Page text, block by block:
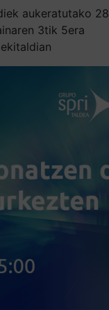
aukeratutako 28
3tik 5era